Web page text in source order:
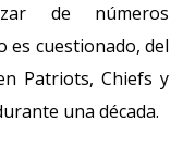
de números
es cuestionado, del
Patriots, Chiefs y
una década.